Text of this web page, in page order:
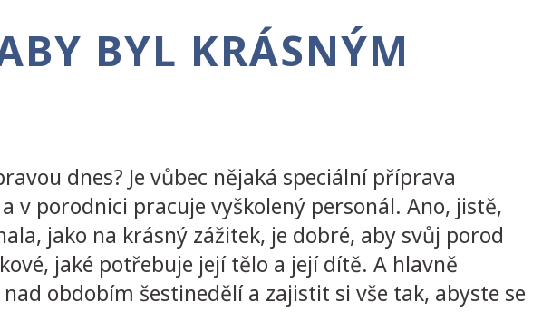
BYL KRÁSNÝM
dnes? Je vůbec nějaká speciální příprava
v porodnici pracuje vyškolený personál. Ano, jistě,
jako na krásný zážitek, je dobré, aby svůj porod
jaké potřebuje její tělo a její dítě. A hlavně
obdobím šestinedělí a zajistit si vše tak, abyste se